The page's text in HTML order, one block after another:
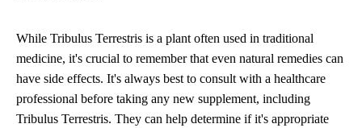
While Tribulus Terrestris is a plant often used in traditional
medicine, it's crucial to remember that even natural remedies can
have side effects. It's always best to consult with a healthcare
professional before taking any new supplement, including
Tribulus Terrestris. They can help determine if it's appropriate